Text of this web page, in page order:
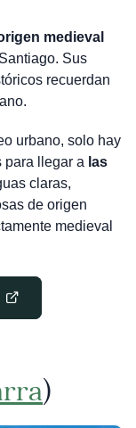
medieval
Sus
recuerdan
urbano, solo hay
para llegar a las
claras,
de origen
medieval
)